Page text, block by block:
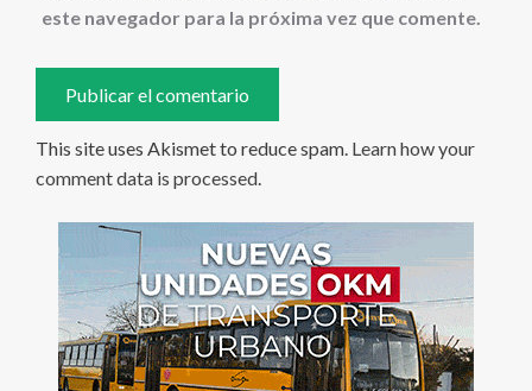
este navegador para la próxima vez que comente.
This site uses Akismet to reduce spam. Learn how your
comment data is processed.